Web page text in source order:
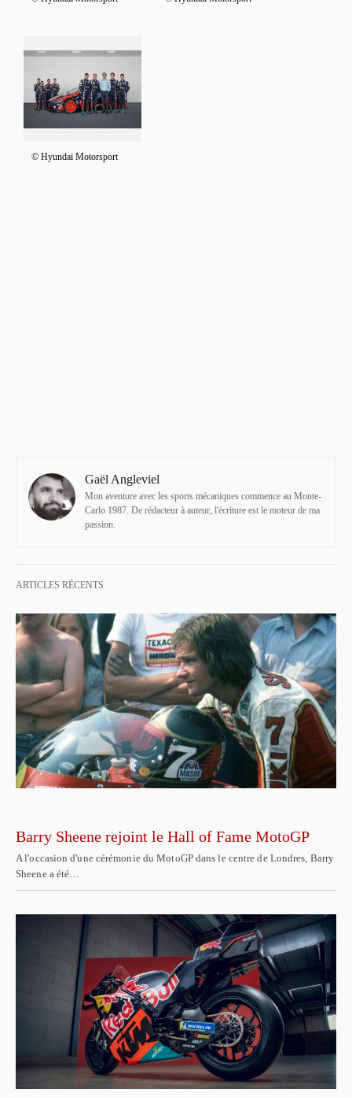
© Hyundai Motorsport
Gaël Angleviel
Mon aventure avec les sports mécaniques commence au Monte-
Carlo 1987. De rédacteur à auteur, l'écriture est le moteur de ma
passion.
ARTICLES RÉCENTS
Barry Sheene rejoint le Hall of Fame MotoGP
A l'occasion d'une cérémonie du MotoGP dans le centre de Londres, Barry
Sheene a été…